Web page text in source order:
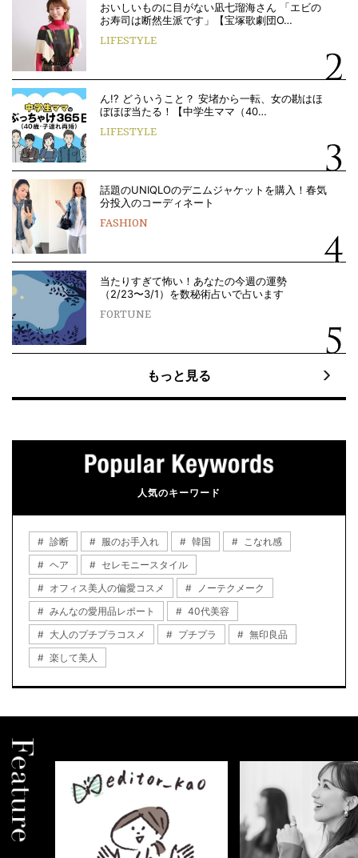
おいしいものに目がない凪七瑠海さん 「エビの
お寿司は断然生派です」【宝塚歌劇団O…
LIFESTYLE
ん!? どういうこと？ 安堵から一転、女の勘はほ
ぼほぼ当たる！【中学生ママ（40…
LIFESTYLE
話題のUNIQLOのデニムジャケットを購入！春気
分投入のコーディネート
FASHION
当たりすぎて怖い！あなたの今週の運勢
（2/23〜3/1）を数秘術占いで占います
FORTUNE
もっと見る
人気のキーワード
診断 服のお手入れ 韓国
こなれ感
ヘア
セレモニースタイル
オフィス美人の偏愛コスメ
ノーテクメーク
みんなの愛用品レポート
40代美容
大人のプチプラコスメ
プチプラ
無印良品
楽して美人